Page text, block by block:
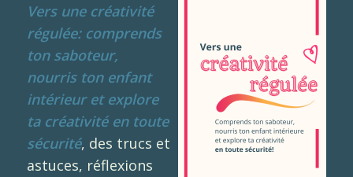
Vers une créativité
régulée: comprends
ton saboteur,
nourris ton enfant
intérieur et explore
ta créativité en toute
sécurité, des trucs et
astuces, réflexions